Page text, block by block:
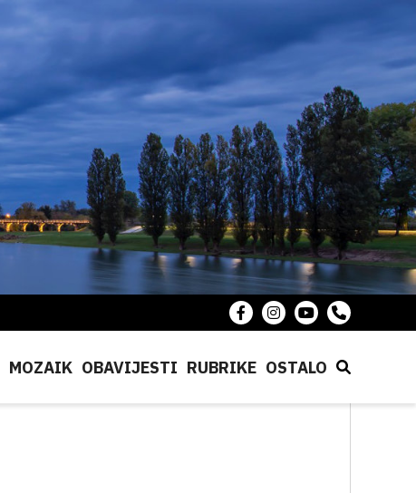
MOZAIK OBAVIJESTI RUBRIKE OSTALO